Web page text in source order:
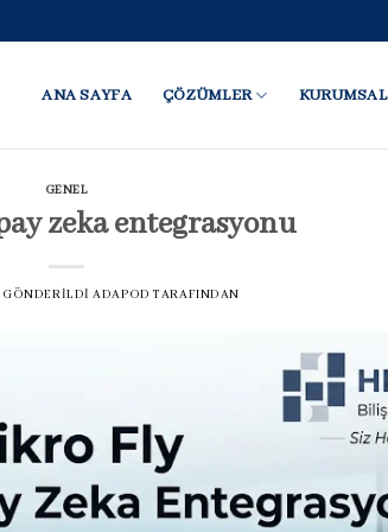
ANA SAYFA ÇÖZÜMLER KURUMSAL
GENEL
zeka entegrasyonu
GÖNDERILDI ADAPOD TARAFINDAN